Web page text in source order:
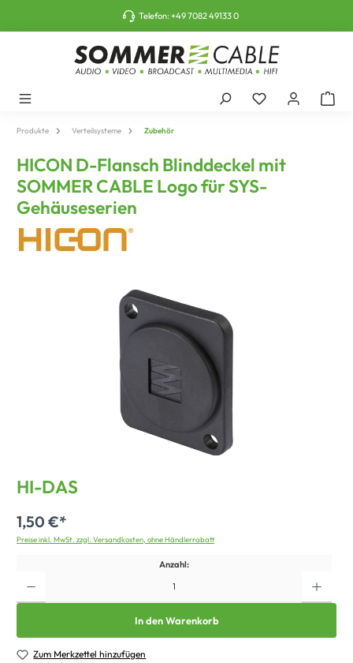
Telefon:+49 7082 49133 0
Produkte Verteilsysteme Zubehör
HICON D-Flansch Blinddeckel mit
SOMMER CABLE Logo für SYS-
Gehäuseserien
HI-DAS
1,50 €*
Preise inkl. MwSt. zzgl. Versandkosten, ohne Händlerrabatt
Anzahl:
In den Warenkorb
Zum Merkzettel hinzufügen